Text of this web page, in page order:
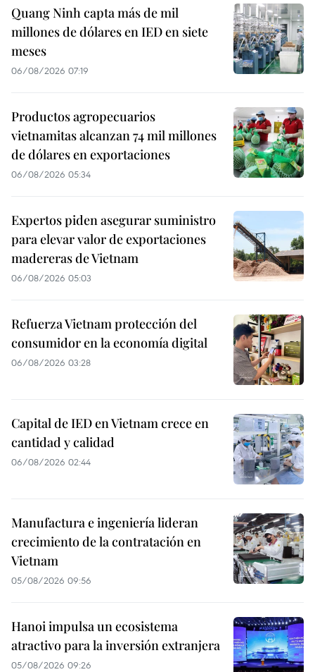
Quang Ninh capta más de mil
millones de dólares en IED en siete
meses
06/08/2026 07:19
Productos agropecuarios
vietnamitas alcanzan 74 mil millones
de dólares en exportaciones
06/08/2026 05:34
Expertos piden asegurar suministro
para elevar valor de exportaciones
madereras de Vietnam
06/08/2026 05:03
Refuerza Vietnam protección del
consumidor en la economía digital
06/08/2026 03:28
Capital de IED en Vietnam crece en
cantidad y calidad
06/08/2026 02:44
Manufactura e ingeniería lideran
crecimiento de la contratación en
Vietnam
05/08/2026 09:56
Hanoi impulsa un ecosistema
atractivo para la inversión extranjera
05/08/2026 09:26